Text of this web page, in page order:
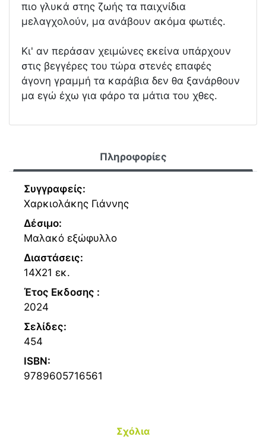
πιο γλυκά στης ζωής τα παιχνίδια
μελαγχολούν, μα ανάβουν ακόμα φωτιές.
Κι' αν περάσαν χειμώνες εκείνα υπάρχουν
στις βεγγέρες του τώρα στενές επαφές
άγονη γραμμή τα καράβια δεν θα ξανάρθουν
μα εγώ έχω για φάρο τα μάτια του χθες.
Πληροφορίες
Συγγραφείς:
Χαρκιολάκης Γιάννης
Δέσιμο:
Μαλακό εξώφυλλο
Διαστάσεις:
14Χ21 εκ.
Έτος Εκδοσης :
2024
Σελίδες:
454
ISBN:
9789605716561
Σχόλια